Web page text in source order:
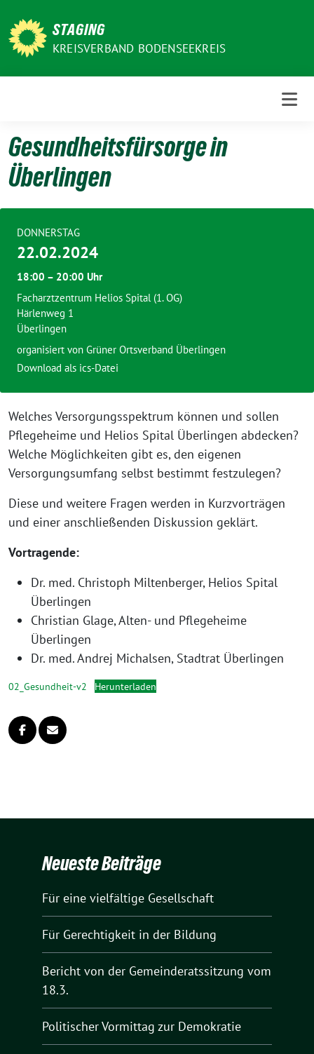
zum
Inhalt
STAGING
KREISVERBAND BODENSEEKREIS
Gesundheitsfürsorge in
Überlingen
Welches Versorgungsspektrum kön­nen und sol­len
Pflegeheime und Helios Spital Überlingen abde­cken?
Welche Möglichkeiten gibt es, den eige­nen
Versorgungsumfang selbst bestimmt festzulegen?
Diese und wei­te­re Fragen wer­den in Kurzvorträgen
und einer anschlie­ßen­den Diskussion geklärt.
Vortragende:
Dr. med. Christoph Miltenberger, Helios Spital
Überlingen
Christian Glage, Alten- und Pflegeheime
Überlingen
Dr. med. Andrej Michalsen, Stadtrat Überlingen
02_Gesundheit-v2 Herunterladen
DONNERSTAG
22.02.2024
18:00 – 20:00 Uhr
Facharztzentrum Helios Spital (1. OG)
Härlenweg 1
Überlingen
organisiert von Grüner Ortsverband Überlingen
Download als ics-Datei
Neueste Beiträge
Für eine vielfältige Gesellschaft
Für Gerechtigkeit in der Bildung
Bericht von der Gemeinderatssitzung vom
18.3.
Politischer Vormittag zur Demokratie